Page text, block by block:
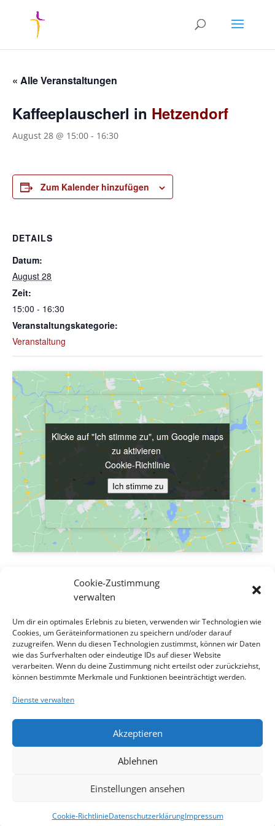
Cookie-Zustimmung
verwalten
Um dir ein optimales Erlebnis zu bieten, verwenden wir Technologien wie
Cookies, um Geräteinformationen zu speichern und/oder darauf
zuzugreifen. Wenn du diesen Technologien zustimmst, können wir Daten
wie das Surfverhalten oder eindeutige IDs auf dieser Website
verarbeiten. Wenn du deine Zustimmung nicht erteilst oder zurückziehst,
können bestimmte Merkmale und Funktionen beeinträchtigt werden.
Dienste verwalten
Akzeptieren
Ablehnen
Einstellungen ansehen
Cookie-RichtlinieDatenschutzerklärungImpressum
« Alle Veranstaltungen
Kaffeeplauscherl in Hetzendorf
August 28 @ 15:00 - 16:30
Zum Kalender hinzufügen
DETAILS
Datum:
August 28
Zeit:
15:00 - 16:30
Veranstaltungskategorie:
Veranstaltung
Evang. Pfarrgemeinde A.B. Wien-Hetzendorf
Wien, Wien 1120 Österreich Google Karte anzeigen
Veranstaltungsort-Website anzeigen
Klicke auf "Ich stimme zu", um Google maps
zu aktivieren
Cookie-Richtlinie
Ich stimme zu
Klicke auf "Ich stimme zu", um Google maps
zu aktivieren
Cookie-Richtlinie
Ich stimme zu
Abendmahlsgottesdienst zum 12.
Manfred Stemberger
Abendmahlsgottesdienst zum 13.
Kontakt
Cookie-Richtlinie (EU)
website designed by ing. herwig röthy